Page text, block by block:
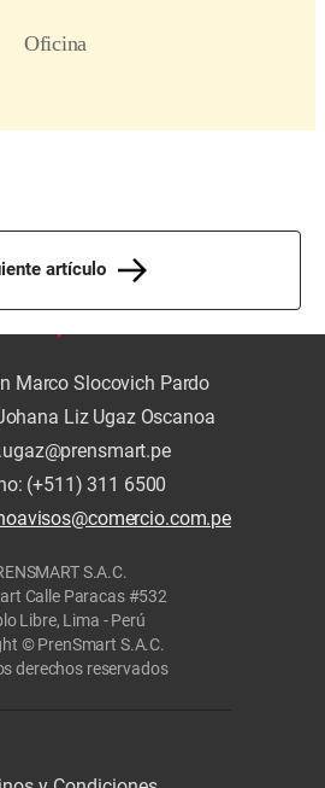
artículo
Marco Slocovich Pardo
Liz Ugaz Oscanoa
(+511) 311 6500
S.A.C.
Calle Paracas #532
Libre, Lima - Perú
© PrenSmart S.A.C.
derechos reservados